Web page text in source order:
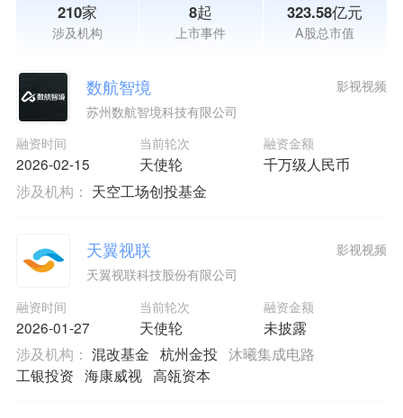
210家
涉及机构
8起
上市事件
323.58亿元
A股总市值
数航智境
苏州数航智境科技有限公司
融资时间
2026-02-15
当前轮次
天使轮
融资金额
千万级人民币
影视视频
涉及机构： 天空工场创投基金
天翼视联
天翼视联科技股份有限公司
融资时间
2026-01-27
当前轮次
天使轮
融资金额
未披露
影视视频
涉及机构： 混改基金 杭州金投 沐曦集成电路
工银投资 海康威视 高瓴资本